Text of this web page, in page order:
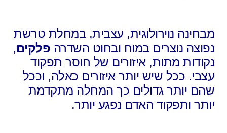
מבחינה נוירולוגית, עצבית, במחלת טרשת
נפוצה נוצרים במוח ובחוט השדרה פלקים,
נקודות מתות, איזורים של חוסר תפקוד
עצבי. ככל שיש יותר איזורים כאלה, וככל
שהם יותר גדולים כך המחלה מתקדמת
יותר ותפקוד האדם נפגע יותר.